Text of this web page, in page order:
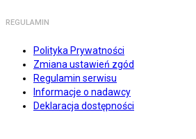
REGULAMIN
Polityka Prywatności
Zmiana ustawień zgód
Regulamin serwisu
Informacje o nadawcy
Deklaracja dostępności